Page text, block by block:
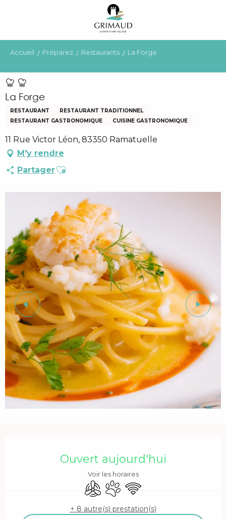
principal
Accueil Préparez Restaurants La Forge
La Forge
RESTAURANT
RESTAURANT TRADITIONNEL
RESTAURANT GASTRONOMIQUE
CUISINE GASTRONOMIQUE
11 Rue Victor Léon, 83350 Ramatuelle
M'y rendre
PartagerAjouter aux favoris
Ouvert aujourd'hui
Voir les horaires
Air conditionné
Animaux acceptés
WiFi
+ 8 autre(s) prestation(s)